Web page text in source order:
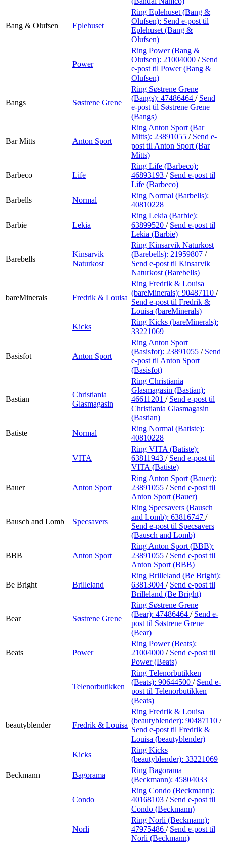
Bang & Olufsen Eplehuset
Ring Eplehuset (Bang &
Olufsen): Send e-post til
Eplehuset (Bang &
Olufsen)
Power
Ring Power (Bang &
Olufsen): 21004000 / Send
e-post til Power (Bang &
Olufsen)
Bangs Søstrene Grene
Ring Søstrene Grene
(Bangs): 47486464 / Send
e-post til Søstrene Grene
(Bangs)
Bar Mitts Anton Sport
Ring Anton Sport (Bar
Mitts): 23891055 / Send e-
post til Anton Sport (Bar
Mitts)
Barbeco Life
Ring Life (Barbeco):
46893193 / Send e-post til
Life (Barbeco)
Barbells
Normal
Ring Normal (Barbells):
40810228
Barbie Lekia
Ring Lekia (Barbie):
63899520 / Send e-post til
Lekia (Barbie)
Barebells
Kinsarvik
Naturkost
Ring Kinsarvik Naturkost
(Barebells): 21959807 /
Send e-post til Kinsarvik
Naturkost (Barebells)
bareMinerals Fredrik & Louisa
Ring Fredrik & Louisa
(bareMinerals): 90487110 /
Send e-post til Fredrik &
Louisa (bareMinerals)
Kicks
Ring Kicks (bareMinerals):
33221069
Basisfot Anton Sport
Ring Anton Sport
(Basisfot): 23891055 / Send
e-post til Anton Sport
(Basisfot)
Bastian
Christiania
Glasmagasin
Ring Christiania
Glasmagasin (Bastian):
46611201 / Send e-post til
Christiania Glasmagasin
(Bastian)
Batiste
Normal
Ring Normal (Batiste):
40810228
VITA
Ring VITA (Batiste):
63811943 / Send e-post til
VITA (Batiste)
Bauer Anton Sport
Ring Anton Sport (Bauer):
23891055 / Send e-post til
Anton Sport (Bauer)
Bausch and Lomb Specsavers
Ring Specsavers (Bausch
and Lomb): 63816747 /
Send e-post til Specsavers
(Bausch and Lomb)
BBB Anton Sport
Ring Anton Sport (BBB):
23891055 / Send e-post til
Anton Sport (BBB)
Be Bright Brilleland
Ring Brilleland (Be Bright):
63813004 / Send e-post til
Brilleland (Be Bright)
Bear Søstrene Grene
Ring Søstrene Grene
(Bear): 47486464 / Send e-
post til Søstrene Grene
(Bear)
Beats Power
Ring Power (Beats):
21004000 / Send e-post til
Power (Beats)
Telenorbutikken
Ring Telenorbutikken
(Beats): 90644500 / Send e-
post til Telenorbutikken
(Beats)
beautyblender Fredrik & Louisa
Ring Fredrik & Louisa
(beautyblender): 90487110 /
Send e-post til Fredrik &
Louisa (beautyblender)
Kicks
Ring Kicks
(beautyblender): 33221069
Beckmann
Bagorama
Ring Bagorama
(Beckmann): 45804033
Condo
Ring Condo (Beckmann):
40168103 / Send e-post til
Condo (Beckmann)
Norli
Ring Norli (Beckmann):
47975486 / Send e-post til
Norli (Beckmann)